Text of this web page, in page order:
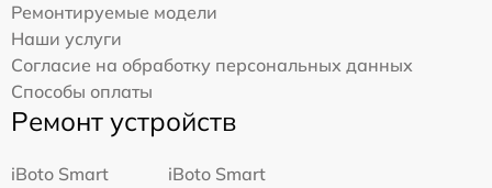
Ремонтируемые модели
Наши услуги
Согласие на обработку персональных данных
Способы оплаты
Ремонт устройств
iBoto Smart
iBoto Smart